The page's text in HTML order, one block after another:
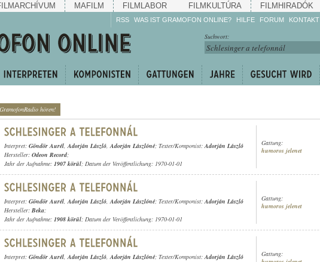
MAFILM FILMLABOR FILMKULTÚRA FILMHIRADÓK
RSS WAS IST GRAMOFON ONLINE? HILFE
Machen Sie mit!
Reden Sie mit!
weiter!
FORUM KONTAKT
Suchwort:
hören!
Interpret: Göndör Aurél,Adorján László,Adorján Lászlóné; Texter/Komponist:Adorján László
Hersteller: Odeon Record;
Jahr der Aufnahme: 1907 körül; Datum der Veröffentlichung: 1970-01-01
Gattung:
humoros jelenet
Interpret: Göndör Aurél,Adorján László,Adorján Lászlóné; Texter/Komponist:Adorján László
Hersteller: Beka;
Jahr der Aufnahme: 1908 körül; Datum der Veröffentlichung: 1970-01-01
Gattung:
humoros jelenet
Interpret: Göndör Aurél,Adorján László,Adorján Lászlóné; Texter/Komponist:Adorján László
Gattung: